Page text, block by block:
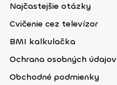
Najčastejšie otázky
Cvičenie cez televízor
BMI kalkulačka
Ochrana osobných údajov
Obchodné podmienky